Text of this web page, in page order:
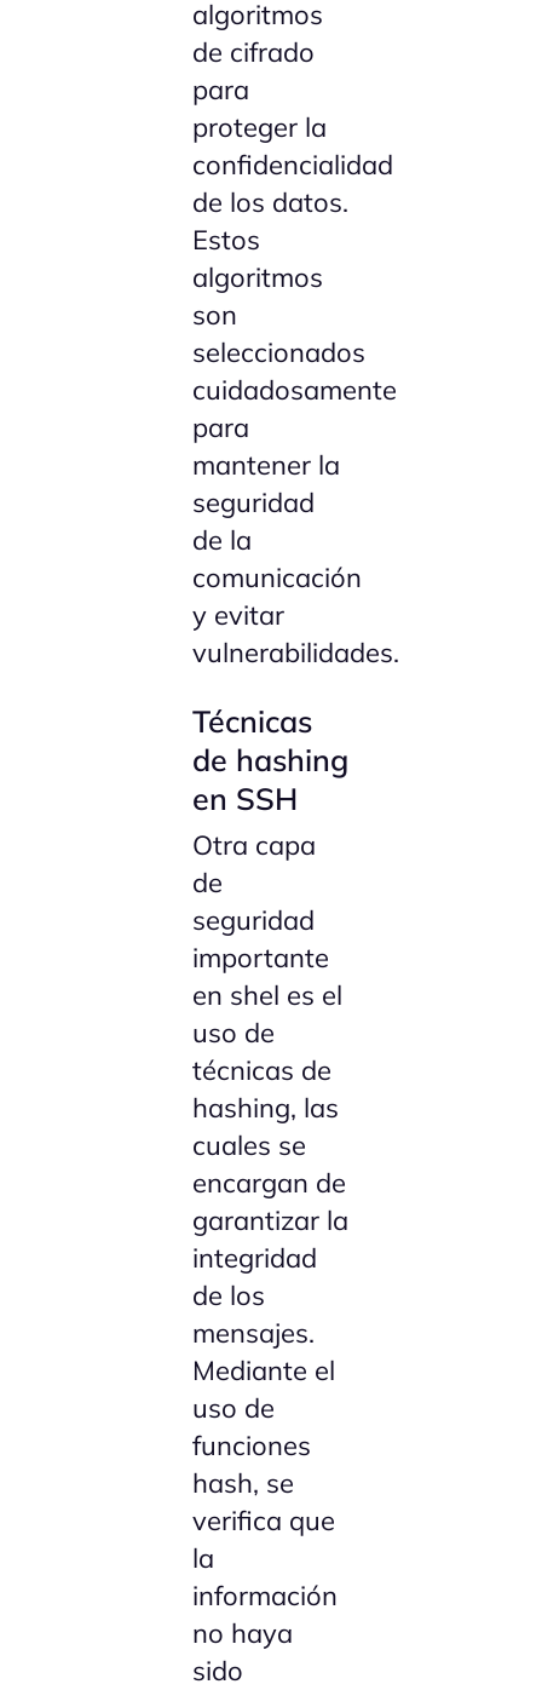
algoritmos
de cifrado
para
proteger la
confidencialidad
de los datos.
Estos
algoritmos
son
seleccionados
cuidadosamente
para
mantener la
seguridad
de la
comunicación
y evitar
vulnerabilidades.
Técnicas
de hashing
en SSH
Otra capa
de
seguridad
importante
en shel es el
uso de
técnicas de
hashing, las
cuales se
encargan de
garantizar la
integridad
de los
mensajes.
Mediante el
uso de
funciones
hash, se
verifica que
la
información
no haya
sido